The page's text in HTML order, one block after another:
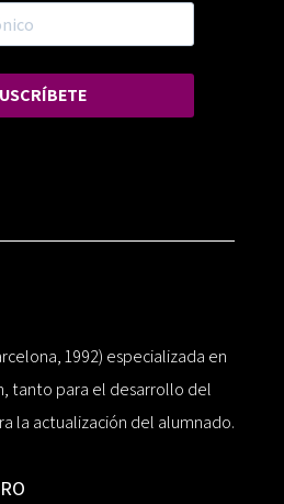
1992) especializada en
tanto para el desarrollo del
la actualización del alumnado.